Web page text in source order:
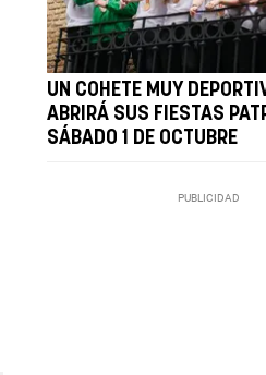
UN COHETE MUY
ABRIRÁ SUS FIESTAS
SÁBADO 1 DE OCTUBRE